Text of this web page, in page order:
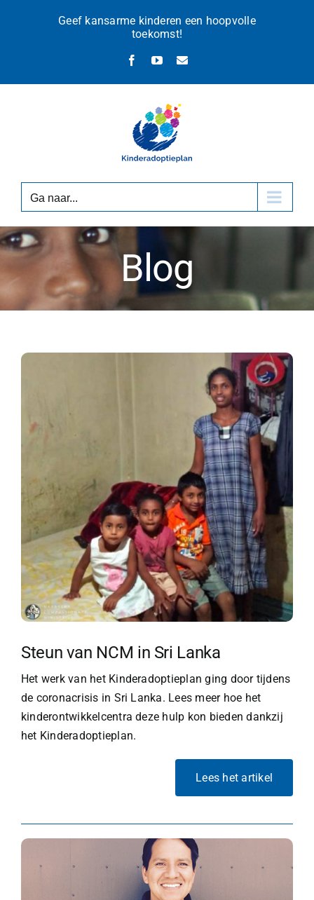
Geef kansarme kinderen een hoopvolle
toekomst!
FacebookYouTube
E-
Ga naar...
Blog
Steun van NCM in Sri Lanka
Het werk van het Kinderadoptieplan ging door tijdens
de coronacrisis in Sri Lanka. Lees meer hoe het
kinderontwikkelcentra deze hulp kon bieden dankzij
het Kinderadoptieplan.
Lees het artikel